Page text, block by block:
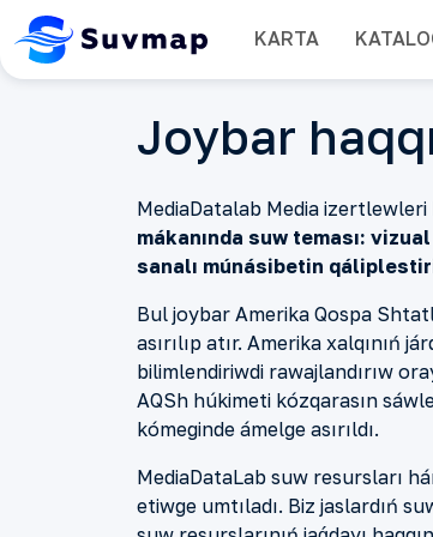
KARTA
Joybar
MediaDatalab Media izertlewleri
mákanında suw teması:
sanalı múnásibetin
Bul joybar Amerika Qospa
asırılıp atır. Amerika xalqınıń
bilimlendiriwdi rawajlandırıw
AQSh húkimeti kózqarasın
kómeginde ámelge asırıldı.
MediaDataLab suw resursları
etiwge umtıladı. Biz jaslardıń